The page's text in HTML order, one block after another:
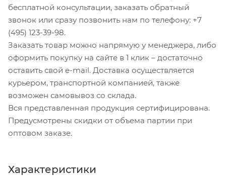
бесплатной консультации, заказать обратный
звонок или сразу позвонить нам по телефону: +7
(495) 123-39-98.
Заказать товар можно напрямую у менеджера, либо
оформить покупку на сайте в 1 клик – достаточно
оставить свой e-mail. Доставка осуществляется
курьером, транспортной компанией, также
возможен самовывоз со склада.
Вся представленная продукция сертифицирована.
Предусмотрены скидки от объема партии при
оптовом заказе.
Характеристики